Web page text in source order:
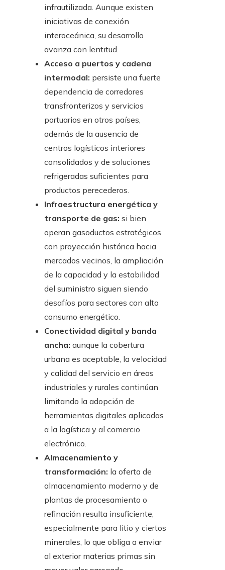
infrautilizada. Aunque existen
iniciativas de conexión
interoceánica, su desarrollo
avanza con lentitud.
Acceso a puertos y cadena
intermodal: persiste una fuerte
dependencia de corredores
transfronterizos y servicios
portuarios en otros países,
además de la ausencia de
centros logísticos interiores
consolidados y de soluciones
refrigeradas suficientes para
productos perecederos.
Infraestructura energética y
transporte de gas: si bien
operan gasoductos estratégicos
con proyección histórica hacia
mercados vecinos, la ampliación
de la capacidad y la estabilidad
del suministro siguen siendo
desafíos para sectores con alto
consumo energético.
Conectividad digital y banda
ancha: aunque la cobertura
urbana es aceptable, la velocidad
y calidad del servicio en áreas
industriales y rurales continúan
limitando la adopción de
herramientas digitales aplicadas
a la logística y al comercio
electrónico.
Almacenamiento y
transformación: la oferta de
almacenamiento moderno y de
plantas de procesamiento o
refinación resulta insuficiente,
especialmente para litio y ciertos
minerales, lo que obliga a enviar
al exterior materias primas sin